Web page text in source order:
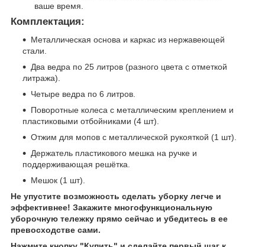
ваше время.
Комплектация:
Металлическая основа и каркас из нержавеющей
стали.
Два ведра по 25 литров (разного цвета с отметкой
литража).
Четыре ведра по 6 литров.
Поворотные колеса с металлическим креплением и
пластиковыми отбойниками (4 шт).
Отжим для мопов с металлической рукояткой (1 шт).
Держатель пластикового мешка на ручке и
поддерживающая решётка.
Мешок (1 шт).
Не упустите возможность сделать уборку легче и
эффективнее! Закажите многофункциональную
уборочную тележку прямо сейчас и убедитесь в ее
превосходстве сами.